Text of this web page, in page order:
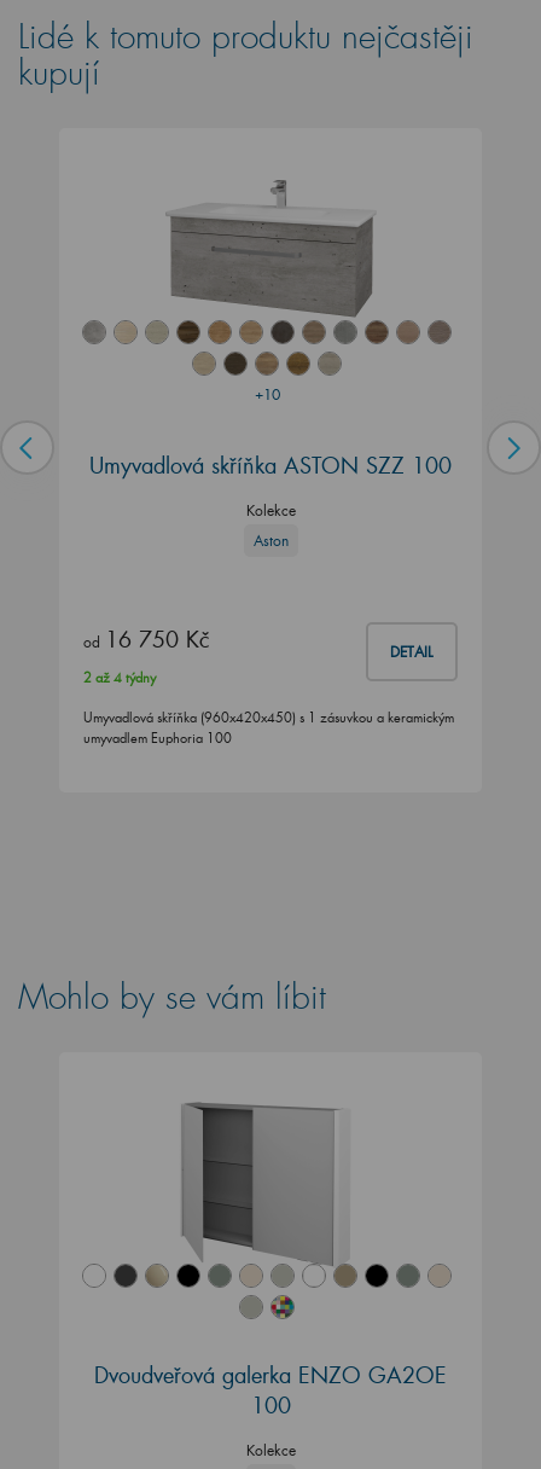
Lidé k tomuto produktu nejčastěji
kupují
+10
Umyvadlová skříňka ASTON SZZ 100
Kolekce
Aston
od 16 750 Kč DETAIL
2 až 4 týdny
Umyvadlová skříňka (960x420x450) s 1 zásuvkou a keramickým
umyvadlem Euphoria 100
Mohlo by se vám líbit
Dvoudveřová galerka ENZO GA2OE
100
Kolekce